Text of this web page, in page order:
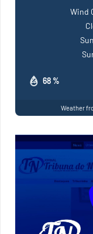
68 %
Wind
Weather